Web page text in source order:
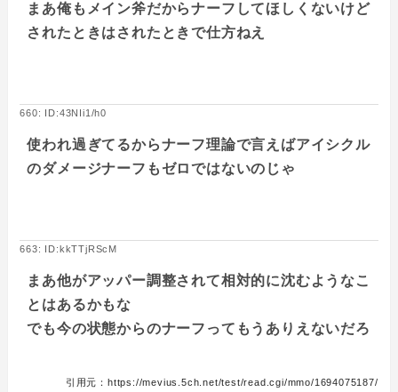
まあ俺もメイン斧だからナーフしてほしくないけど
されたときはされたときで仕方ねえ
660: ID:43NIi1/h0
使われ過ぎてるからナーフ理論で言えばアイシクル
のダメージナーフもゼロではないのじゃ
663: ID:kkTTjRScM
まあ他がアッパー調整されて相対的に沈むようなこ
とはあるかもな
でも今の状態からのナーフってもうありえないだろ
引用元：https://mevius.5ch.net/test/read.cgi/mmo/1694075187/